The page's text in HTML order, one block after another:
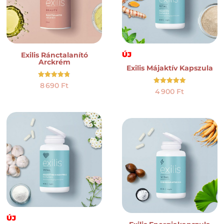
Exilis Ránctalanító
Arckrém
Értékelés:
4.73
8 690 Ft
ÚJ
Exilis Májaktív Kapszula
Értékelés:
5.00
4 900 Ft
ÚJ